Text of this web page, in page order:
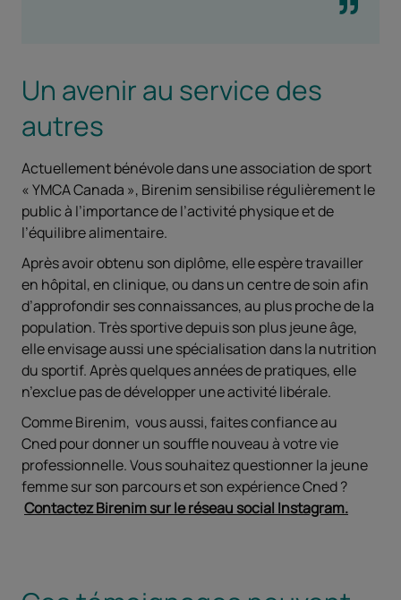
Un avenir au service des
autres
Actuellement bénévole dans une association de sport
« YMCA Canada », Birenim sensibilise régulièrement le
public à l’importance de l’activité physique et de
l’équilibre alimentaire.
Après avoir obtenu son diplôme, elle espère travailler
en hôpital, en clinique, ou dans un centre de soin afin
d’approfondir ses connaissances, au plus proche de la
population. Très sportive depuis son plus jeune âge,
elle envisage aussi une spécialisation dans la nutrition
du sportif. Après quelques années de pratiques, elle
n’exclue pas de développer une activité libérale.
Comme Birenim, vous aussi, faites confiance au
Cned pour donner un souffle nouveau à votre vie
professionnelle. Vous souhaitez questionner la jeune
femme sur son parcours et son expérience Cned ?
Contactez Birenim sur le réseau social Instagram.